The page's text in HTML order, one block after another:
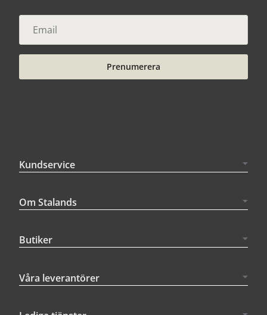
Prenumerera
Kundservice
Om Stalands
Butiker
Våra leverantörer